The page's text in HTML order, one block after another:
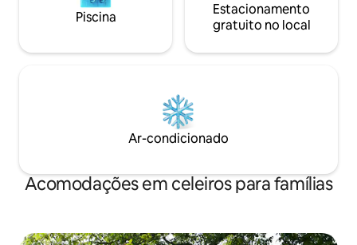
Piscina
Estacionamento
gratuito no local
Ar-condicionado
Acomodações em celeiros para famílias